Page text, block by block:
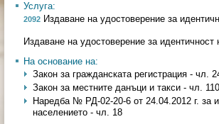
Услуга:
2092 Издаване на удостоверение за
Издаване на удостоверение за
На основание на:
Закон за гражданската регистрация -
Закон за местните данъци и такси - чл.
Наредба № РД-02-20-6 от 24.04.2012 г. за
населението - чл. 18